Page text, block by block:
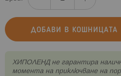
ДОБАВИ В КОШНИЦАТА
XИПОЛЕНД не гарантира
момента на приключване на